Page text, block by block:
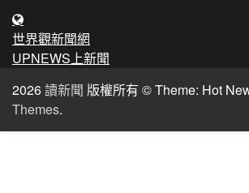
世界觀新聞網
UPNEWS上新聞
2026讀新聞 版權所有 © Theme: Hot
Themes.